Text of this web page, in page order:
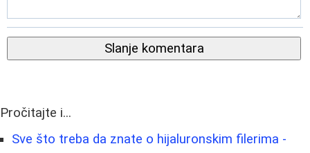
Slanje komentara
Pročitajte i...
Sve što treba da znate o hijaluronskim filerima -